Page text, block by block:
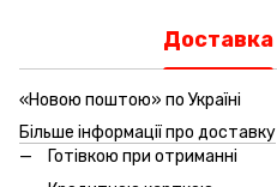
Доставка
«Новою поштою» по Україні
Більше інформації про доставку
Готівкою при отриманні